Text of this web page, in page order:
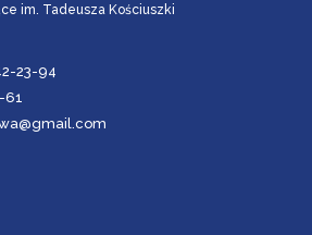
im. Tadeusza Kościuszki
23-94
61